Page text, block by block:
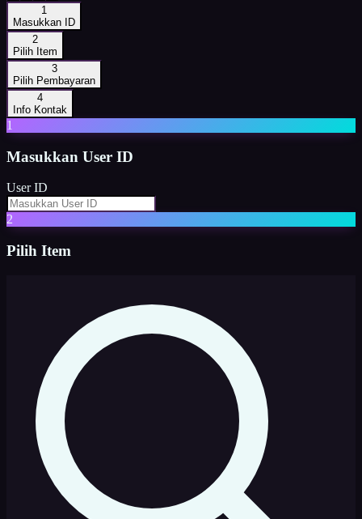
1
Masukkan ID
2
Pilih Item
3
Pilih Pembayaran
4
Info Kontak
1
Masukkan User ID
User ID
2
Pilih Item